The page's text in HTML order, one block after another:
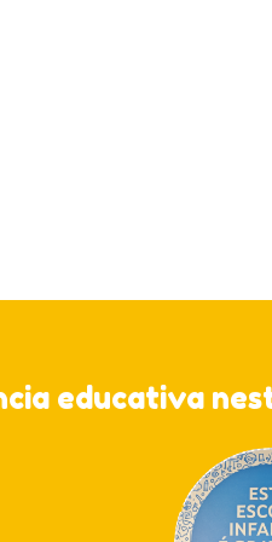
educativa